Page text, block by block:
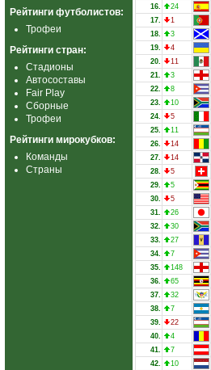
Рейтинги футболистов:
Трофеи
Рейтинги стран:
Стадионы
Автосоставы
Fair Play
Сборные
Трофеи
Рейтинги мирокубков:
Команды
Страны
16. 24
17. 1
18. 3
19. 4
20. 11
21. 3
22. 8
23. 10
24. 5
25. 11
26. 14
27. 14
28. 5
29. 5
30. 5
31. 26
32. 30
33. 27
34. 7
35. 148
36. 65
37. 32
38. 7
39. 22
40. 4
41. 7
42. 10